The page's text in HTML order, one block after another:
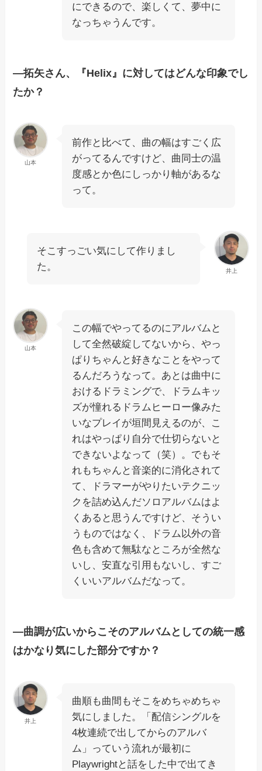
にできるので、楽しくて、夢中に
なっちゃうんです。
―拓矢さん、『Helix』に対してはどんな印象でし
たか？
山本
前作と比べて、曲の幅はすごく広
がってるんですけど、曲同士の温
度感とか色にしっかり軸があるな
って。
井上
そこすっごい気にして作りまし
た。
山本
この幅でやってるのにアルバムと
して全然破綻してないから、やっ
ぱりちゃんと好きなことをやって
るんだろうなって。あとは曲中に
おけるドラミングで、ドラムキッ
ズが憧れるドラムヒーロー像みた
いなプレイが垣間見えるのが、こ
れはやっぱり自分で仕切らないと
できないよなって（笑）。でもそ
れもちゃんと音楽的に消化されて
て、ドラマーがやりたいテクニッ
クを詰め込んだソロアルバムはよ
くあると思うんですけど、そうい
うものではなく、ドラム以外の音
色も含めて無駄なところが全然な
いし、安直な引用もないし、すご
くいいアルバムだなって。
―曲調が広いからこそのアルバムとしての統一感
はかなり気にした部分ですか？
井上
曲順も曲間もそこをめちゃめちゃ
気にしました。「配信シングルを
4枚連続で出してからのアルバ
ム」っていう流れが最初に
Playwrightと話をした中で出てき